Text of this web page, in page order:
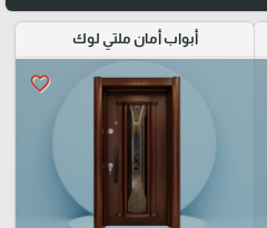
أبواب أمان ملتي لوك
favorite_border